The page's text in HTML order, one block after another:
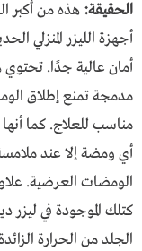
الحقيقة: هذه من أكبر
أمان عالية جدًا.
مدمجة تمنع إطلاق
مناسب للعلاج. كما
أي ومضة إلا عند
الومضات العرضية.
كتلك الموجودة في
الجلد من الحرارة